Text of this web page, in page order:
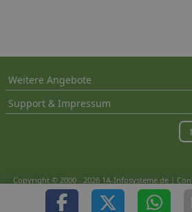
Weitere Angebote
Support & Impressum
Copyright © 2000 - 2026 1A-Infosysteme.de |
08.08.2026| CFo: